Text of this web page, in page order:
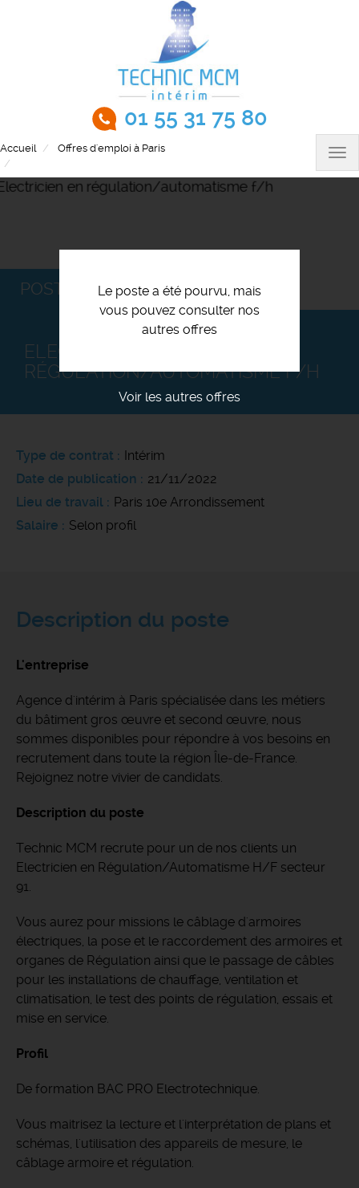
01 55 31 75 80
Accueil
Offres d'emploi à Paris
Le poste a été pourvu, mais
vous pouvez consulter nos
autres offres
Voir les autres offres
POSTULEZ
ELECTRICIEN EN
RÉGULATION/AUTOMATISME F/H
Type de contrat
Intérim
Date de publication
21/11/2022
Lieu de travail
Paris 10e Arrondissement
Salaire
Selon profil
Description du poste
L'entreprise
Agence d'intérim à Paris spécialisée dans les métiers
du bâtiment gros œuvre et second œuvre, nous
sommes disponibles pour répondre à vos besoins en
recrutement dans toute la région Île-de-France.
Rejoignez notre vivier de candidats.
Description du poste
Technic MCM recrute pour un de nos clients un
Electricien en Régulation/Automatisme H/F secteur
91.
Vous aurez pour missions le câblage d'armoires
électriques, la pose et le raccordement des armoires et
organes de Régulation ainsi que le passage de câbles
pour les installations de chauffage, ventilation et
climatisation, le test des points de régulation, essais et
mise en service.
Profil
De formation BAC PRO Electrotechnique.
Vous maitrisez la lecture et l'interprétation de plans et
schémas, l'utilisation des appareils de mesure, le
câblage armoire et régulation.